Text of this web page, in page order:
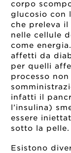
corpo
glucosio con
che preleva
nelle cellule
come
affetti da
per quelli
processo
infatti il
l’insulina)
essere
sotto la pelle.
Esistono